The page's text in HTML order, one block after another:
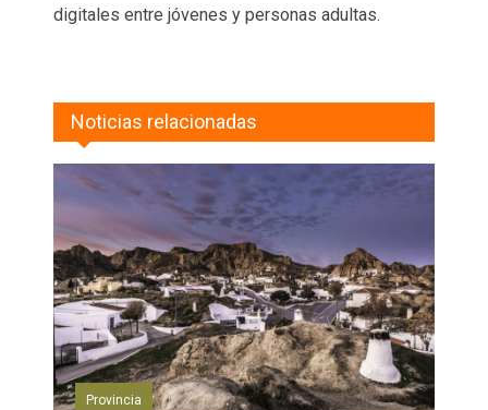
digitales entre jóvenes y personas adultas.
Noticias relacionadas
Provincia